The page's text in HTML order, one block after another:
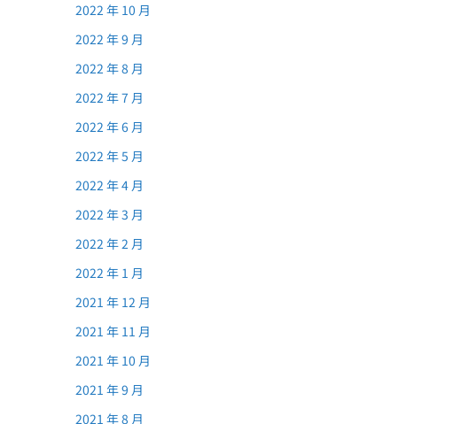
2022 年 10 月
2022 年 9 月
2022 年 8 月
2022 年 7 月
2022 年 6 月
2022 年 5 月
2022 年 4 月
2022 年 3 月
2022 年 2 月
2022 年 1 月
2021 年 12 月
2021 年 11 月
2021 年 10 月
2021 年 9 月
2021 年 8 月